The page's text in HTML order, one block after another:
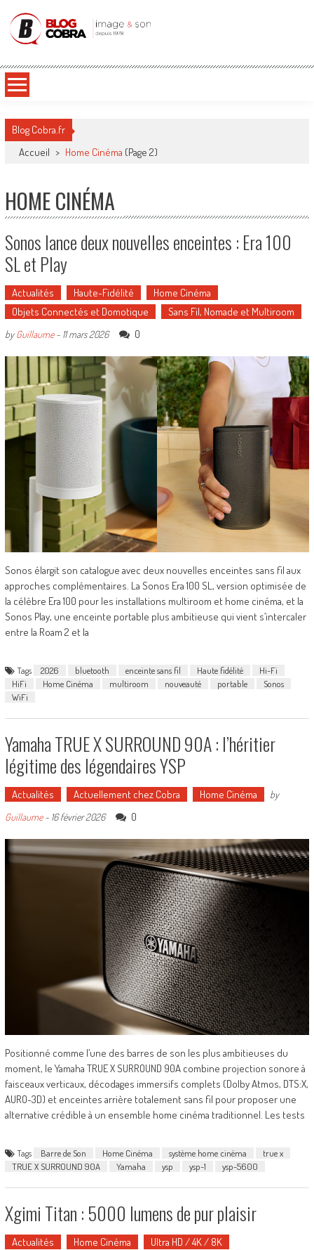
Blog Cobra
Blog Cobra.fr
Accueil > Home Cinéma (Page 2)
HOME CINÉMA
Sonos lance deux nouvelles enceintes : Era 100
SL et Play
Actualités Haute-Fidélité
Home Cinéma
Objets Connectés et Domotique
Sans Fil, Nomade et Multiroom
byGuillaume- 11 mars 2026 0
Sonos élargit son catalogue avec deux nouvelles enceintes sans fil aux
approches complémentaires. La Sonos Era 100 SL, version optimisée de
la célèbre Era 100 pour les installations multiroom et home cinéma, et la
Sonos Play, une enceinte portable plus ambitieuse qui vient s’intercaler
entre la Roam 2 et la
Tags 2026 bluetooth enceinte sans fil Haute fidélité
Hi-Fi
HiFi
Home Cinéma multiroom nouveauté portable
Sonos
WiFi
Yamaha TRUE X SURROUND 90A : l’héritier
légitime des légendaires YSP
Actualités Actuellement chez Cobra Home Cinéma
by
Guillaume- 16 février 2026 0
Positionné comme l’une des barres de son les plus ambitieuses du
moment, le Yamaha TRUE X SURROUND 90A combine projection sonore à
faisceaux verticaux, décodages immersifs complets (Dolby Atmos, DTS:X,
AURO-3D) et enceintes arrière totalement sans fil pour proposer une
alternative crédible à un ensemble home cinéma traditionnel. Les tests
Tags Barre de Son Home Cinéma système home cinéma
true x
TRUE X SURROUND 90A
Yamaha ysp ysp-1 ysp-5600
Xgimi Titan : 5000 lumens de pur plaisir
Actualités Home Cinéma
Ultra HD / 4K / 8K